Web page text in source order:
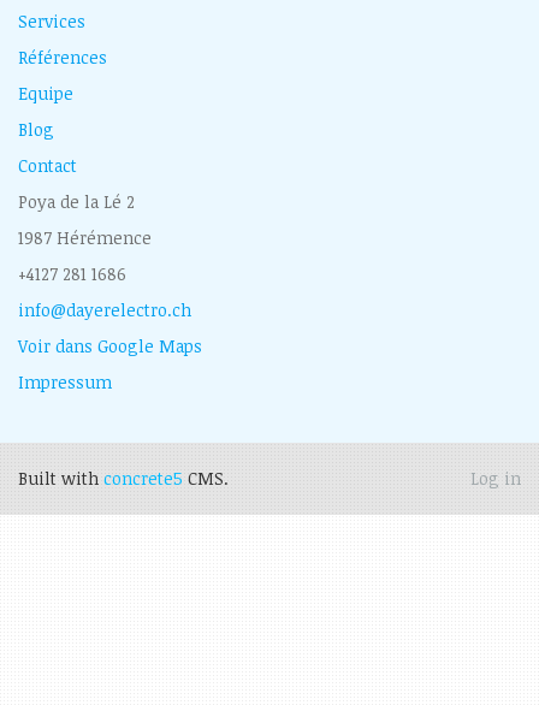
Services
Références
Equipe
Blog
Contact
Poya de la Lé 2
1987 Hérémence
+4127 281 1686
info@dayerelectro.ch
Voir dans Google Maps
Impressum
Built with concrete5 CMS. Log in